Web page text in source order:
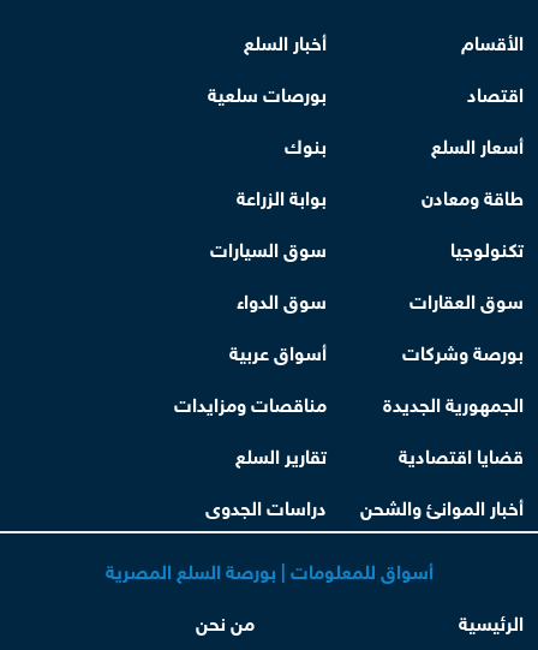
الأقسام
أخبار السلع
اقتصاد
بورصات سلعية
أسعار السلع
بنوك
طاقة ومعادن
بوابة الزراعة
تكنولوجيا
سوق السيارات
سوق العقارات
سوق الدواء
بورصة وشركات
أسواق عربية
الجمهورية الجديدة
مناقصات ومزايدات
قضايا اقتصادية
تقارير السلع
أخبار الموانئ والشحن
دراسات الجدوى
أسواق للمعلومات | بورصة السلع المصرية
الرئيسية
من نحن